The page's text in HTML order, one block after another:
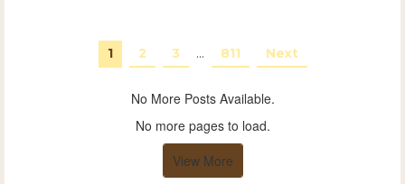
1 2 3 … 811 Next
No More Posts Available.
No more pages to load.
View More